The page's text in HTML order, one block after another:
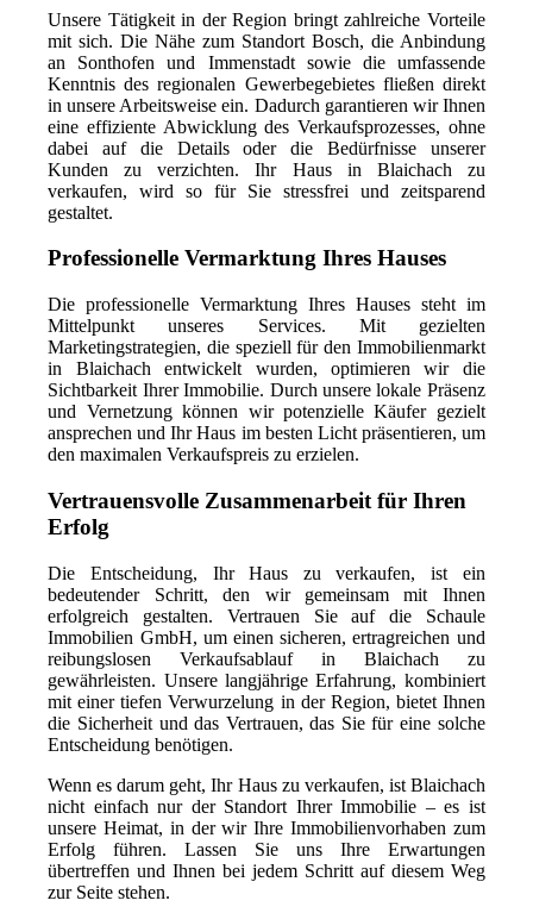
Unsere Tätigkeit in der Region bringt zahlreiche Vorteile
mit sich. Die Nähe zum Standort Bosch, die Anbindung
an Sonthofen und Immenstadt sowie die umfassende
Kenntnis des regionalen Gewerbegebietes fließen direkt
in unsere Arbeitsweise ein. Dadurch garantieren wir Ihnen
eine effiziente Abwicklung des Verkaufsprozesses, ohne
dabei auf die Details oder die Bedürfnisse unserer
Kunden zu verzichten. Ihr Haus in Blaichach zu
verkaufen, wird so für Sie stressfrei und zeitsparend
gestaltet.
Professionelle Vermarktung Ihres Hauses
Die professionelle Vermarktung Ihres Hauses steht im
Mittelpunkt unseres Services. Mit gezielten
Marketingstrategien, die speziell für den Immobilienmarkt
in Blaichach entwickelt wurden, optimieren wir die
Sichtbarkeit Ihrer Immobilie. Durch unsere lokale Präsenz
und Vernetzung können wir potenzielle Käufer gezielt
ansprechen und Ihr Haus im besten Licht präsentieren, um
den maximalen Verkaufspreis zu erzielen.
Vertrauensvolle Zusammenarbeit für Ihren
Erfolg
Die Entscheidung, Ihr Haus zu verkaufen, ist ein
bedeutender Schritt, den wir gemeinsam mit Ihnen
erfolgreich gestalten. Vertrauen Sie auf die Schaule
Immobilien GmbH, um einen sicheren, ertragreichen und
reibungslosen Verkaufsablauf in Blaichach zu
gewährleisten. Unsere langjährige Erfahrung, kombiniert
mit einer tiefen Verwurzelung in der Region, bietet Ihnen
die Sicherheit und das Vertrauen, das Sie für eine solche
Entscheidung benötigen.
Wenn es darum geht, Ihr Haus zu verkaufen, ist Blaichach
nicht einfach nur der Standort Ihrer Immobilie – es ist
unsere Heimat, in der wir Ihre Immobilienvorhaben zum
Erfolg führen. Lassen Sie uns Ihre Erwartungen
übertreffen und Ihnen bei jedem Schritt auf diesem Weg
zur Seite stehen.